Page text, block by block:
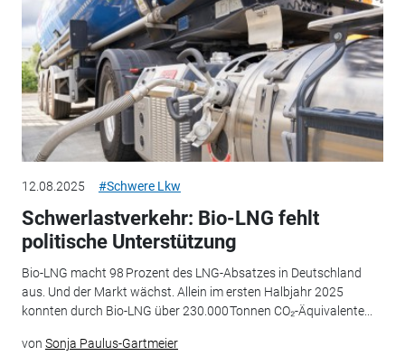
12.08.2025 #Schwere Lkw
Schwerlastverkehr: Bio-LNG fehlt
politische Unterstützung
Bio-LNG macht 98 Prozent des LNG-Absatzes in Deutschland
aus. Und der Markt wächst. Allein im ersten Halbjahr 2025
konnten durch Bio-LNG über 230.000 Tonnen CO₂-Äquivalente...
von Sonja Paulus-Gartmeier